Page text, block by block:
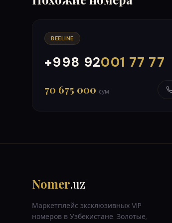
BEELINE
+998 92001 77 77
000
999
70 675 000 сум
Nomer.uz
Маркетплейс эксклюзивных VIP
номеров в Узбекистане. Золотые,